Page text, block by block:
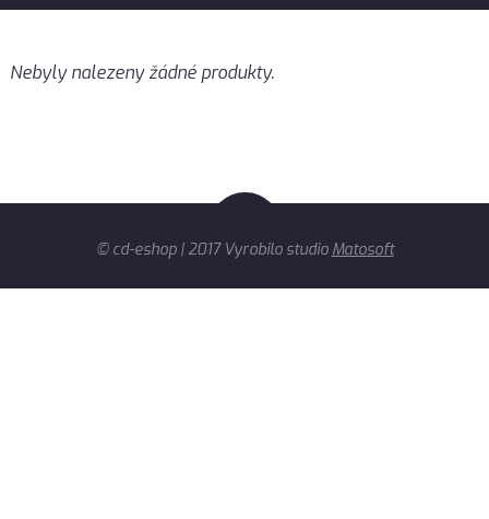
Nebyly nalezeny žádné produkty.
© cd-eshop | 2017 Vyrobilo studio Matosoft